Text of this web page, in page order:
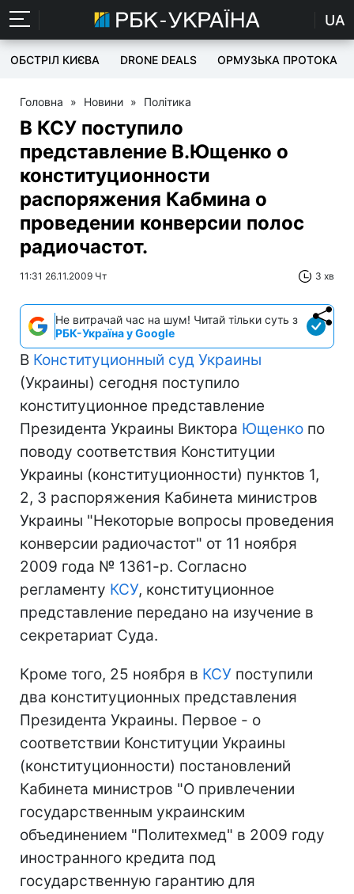
UA
ОБСТРІЛ КИЄВА DRONE DEALS ОРМУЗЬКА ПРОТОКА
Головна » Новини » Політика
В КСУ поступило
представление В.Ющенко о
конституционности
распоряжения Кабмина о
проведении конверсии полос
радиочастот.
11:31 26.11.2009 Чт 3 хв
Не витрачай час на шум! Читай тільки суть з
РБК-Україна у Google
В Конституционный суд Украины
(Украины) сегодня поступило
конституционное представление
Президента Украины Виктора Ющенко по
поводу соответствия Конституции
Украины (конституционности) пунктов 1,
2, 3 распоряжения Кабинета министров
Украины "Некоторые вопросы проведения
конверсии радиочастот" от 11 ноября
2009 года № 1361-р. Согласно
регламенту КСУ, конституционное
представление передано на изучение в
секретариат Суда.
Кроме того, 25 ноября в КСУ поступили
два конституционных представления
Президента Украины. Первое - о
соответствии Конституции Украины
(конституционности) постановлений
Кабинета министров "О привлечении
государственным украинским
объединением "Политехмед" в 2009 году
иностранного кредита под
государственную гарантию для